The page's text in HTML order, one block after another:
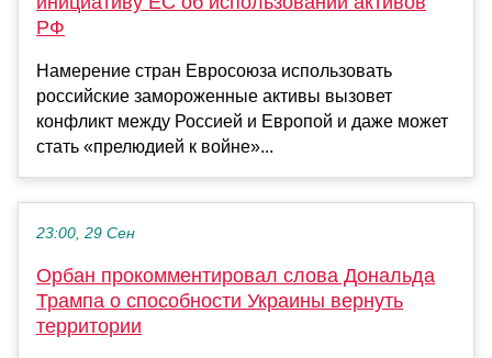
РФ
Намерение стран Евросоюза использовать
российские замороженные активы вызовет
конфликт между Россией и Европой и даже может
стать «прелюдией к войне»...
23:00, 29 Сен
Орбан прокомментировал слова Дональда
Трампа о способности Украины вернуть
территории